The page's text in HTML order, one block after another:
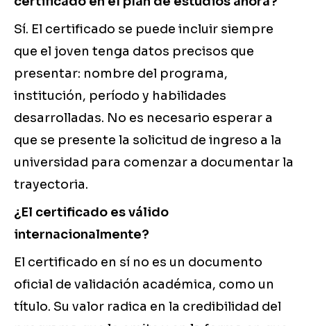
Sí. El certificado se puede incluir siempre
que el joven tenga datos precisos que
presentar: nombre del programa,
institución, período y habilidades
desarrolladas. No es necesario esperar a
que se presente la solicitud de ingreso a la
universidad para comenzar a documentar la
trayectoria.
¿El certificado es válido
internacionalmente?
El certificado en sí no es un documento
oficial de validación académica, como un
título. Su valor radica en la credibilidad del